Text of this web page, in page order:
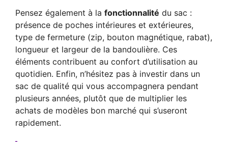
Pensez également à la fonctionnalité du sac :
présence de poches intérieures et extérieures,
type de fermeture (zip, bouton magnétique, rabat),
longueur et largeur de la bandoulière. Ces
éléments contribuent au confort d’utilisation au
quotidien. Enfin, n’hésitez pas à investir dans un
sac de qualité qui vous accompagnera pendant
plusieurs années, plutôt que de multiplier les
achats de modèles bon marché qui s’useront
rapidement.